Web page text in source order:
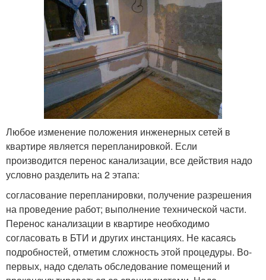
Любое изменение положения инженерных сетей в
квартире является перепланировкой. Если
производится перенос канализации, все действия надо
условно разделить на 2 этапа:
согласование перепланировки, получение разрешения
на проведение работ; выполнение технической части.
Перенос канализации в квартире необходимо
согласовать в БТИ и других инстанциях. Не касаясь
подробностей, отметим сложность этой процедуры. Во-
первых, надо сделать обследование помещений и